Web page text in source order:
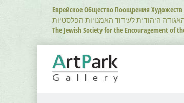
Еврейское Общество Поощрения Художеств
היהודית לעידוד האמנויות הפלסטיות
The Jewish Society for the Encouragement of